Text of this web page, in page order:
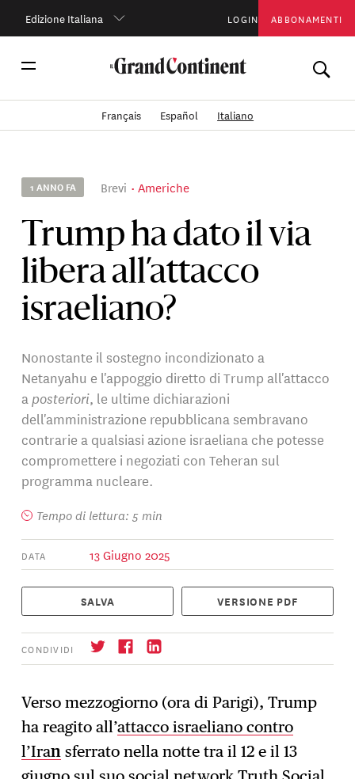
Edizione Italiana LOGIN ABBONAMENTI
Français Español Italiano
1 ANNO FA Brevi Americhe
Trump ha dato il via
libera all’attacco
israeliano?
Nonostante il sostegno incondizionato a
Netanyahu e l'appoggio diretto di Trump all'attacco
aposteriori, le ultime dichiarazioni
dell'amministrazione repubblicana sembravano
contrarie a qualsiasi azione israeliana che potesse
compromettere i negoziati con Teheran sul
programma nucleare.
Tempo di lettura: 5 min
DATA 13 Giugno 2025
SALVA VERSIONE PDF
CONDIVIDI
→ Iscrizione
Verso mezzogiorno (ora di Parigi), Trump
ha reagito all’attacco israeliano contro
l’Iran sferrato nella notte tra il 12 e il 13